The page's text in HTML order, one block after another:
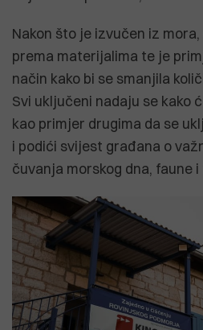
Nakon što je izvučen iz
prema materijalima te je
način kako bi se smanjila
Svi uključeni nadaju se kako
kao primjer drugima da se
i podići svijest građana o
čuvanja morskog dna, faune i